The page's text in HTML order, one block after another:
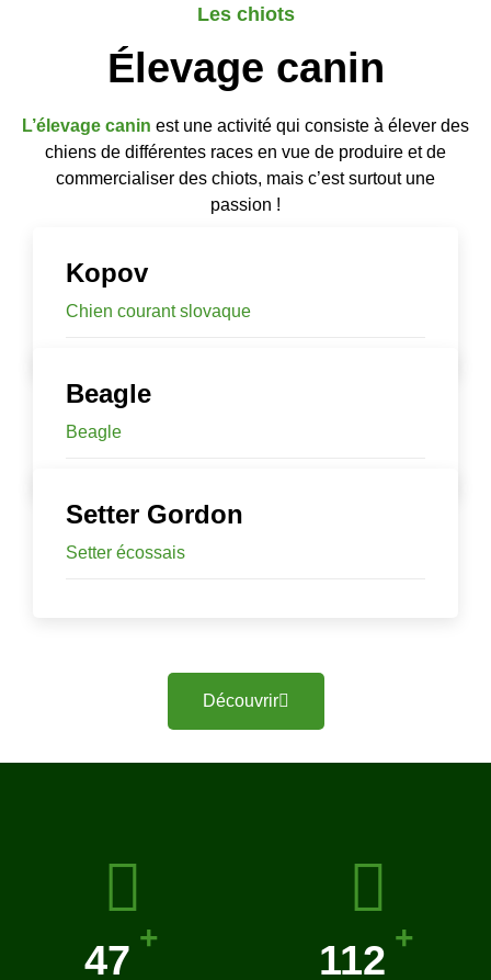
Les chiots
Élevage canin
L’élevage canin est une activité qui consiste à élever des
chiens de différentes races en vue de produire et de
commercialiser des chiots, mais c’est surtout une
passion !
Kopov
Chien courant slovaque
Beagle
Beagle
Setter Gordon
Setter écossais
Découvrir
50
+
120
+